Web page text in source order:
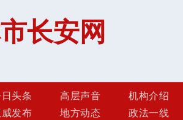
长安网
头条 高层声音
机构介绍
发布 地方动态
政法一线